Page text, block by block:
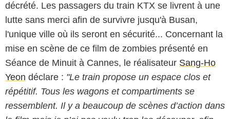
décrété. Les passagers du train KTX se livrent à une
lutte sans merci afin de survivre jusqu'à Busan,
l'unique ville où ils seront en sécurité... Concernant la
mise en scène de ce film de zombies présenté en
Séance de Minuit à Cannes, le réalisateur Sang-Ho
Yeon déclare : "Le train propose un espace clos et
répétitif. Tous les wagons et compartiments se
ressemblent. Il y a beaucoup de scènes d’action dans